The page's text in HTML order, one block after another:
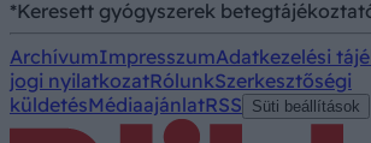
*Keresett gyógyszerek
ArchívumImpresszumAdatkezelési
jogi nyilatkozatRólunkSzerkesztőségi
küldetésMédiaajánlatRSS Süti beállítások